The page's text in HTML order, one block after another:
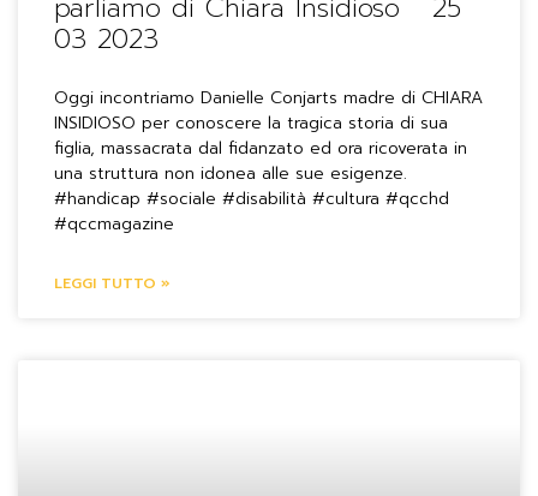
03 2023
Oggi incontriamo Danielle Conjarts madre di CHIARA
INSIDIOSO per conoscere la tragica storia di sua
figlia, massacrata dal fidanzato ed ora ricoverata in
una struttura non idonea alle sue esigenze.
#handicap #sociale #disabilità #cultura #qcchd
#qccmagazine
LEGGI TUTTO »